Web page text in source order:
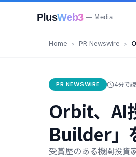
PlusWeb3 — Media
Home PR Newswire
PR NEWSWIRE 4分で
Orbit、AI
Builder」
受賞歴のある機関投資